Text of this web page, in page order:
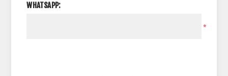
WHATSAPP:
*